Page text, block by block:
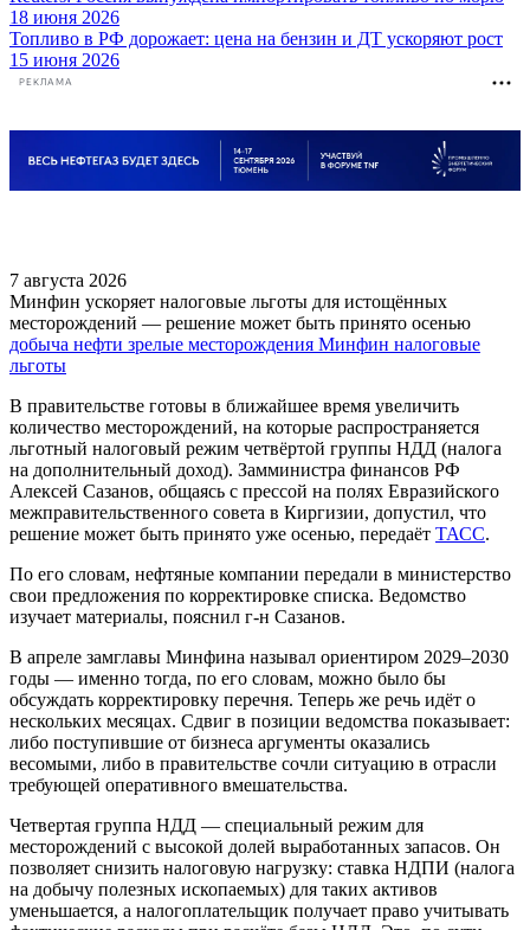
18 июня 2026
Топливо в РФ дорожает: цена на бензин и ДТ ускоряют рост
15 июня 2026
РЕКЛАМА
7 августа 2026
Минфин ускоряет налоговые льготы для истощённых
месторождений — решение может быть принято осенью
добыча нефти зрелые месторождения Минфин налоговые
льготы
В правительстве готовы в ближайшее время увеличить
количество месторождений, на которые распространяется
льготный налоговый режим четвёртой группы НДД (налога
на дополнительный доход). Замминистра финансов РФ
Алексей Сазанов, общаясь с прессой на полях Евразийского
межправительственного совета в Киргизии, допустил, что
решение может быть принято уже осенью, передаёт ТАСС.
По его словам, нефтяные компании передали в министерство
свои предложения по корректировке списка. Ведомство
изучает материалы, пояснил г-н Сазанов.
В апреле замглавы Минфина называл ориентиром 2029–2030
годы — именно тогда, по его словам, можно было бы
обсуждать корректировку перечня. Теперь же речь идёт о
нескольких месяцах. Сдвиг в позиции ведомства показывает:
либо поступившие от бизнеса аргументы оказались
весомыми, либо в правительстве сочли ситуацию в отрасли
требующей оперативного вмешательства.
Четвертая группа НДД — специальный режим для
месторождений с высокой долей выработанных запасов. Он
позволяет снизить налоговую нагрузку: ставка НДПИ (налога
на добычу полезных ископаемых) для таких активов
уменьшается, а налогоплательщик получает право учитывать